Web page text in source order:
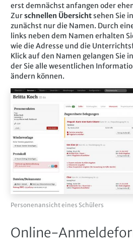
erst demnächst anfangen oder
Zurschnellen Übersichtsehen Sie
zunächst nur die Namen. Durch
links neben dem Namen erhalten
wie die Adresse und die
Klick auf den Namen gelangen Sie
der Sie alle wesentlichen
ändern können.
Personenansicht eines Schülers
Online-